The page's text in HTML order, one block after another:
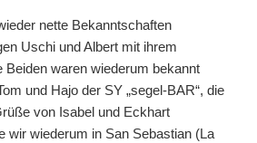
nette Bekanntschaften
Uschi und Albert mit ihrem
Beiden waren wiederum bekannt
und Hajo der SY „segel-BAR“, die
von Isabel und Eckhart
wir wiederum in San Sebastian (La